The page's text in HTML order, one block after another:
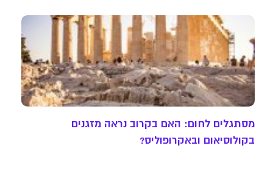
מסתגלים לחום: האם בקרוב נראה מזגנים
בקולוסיאום ובאקרופוליס?